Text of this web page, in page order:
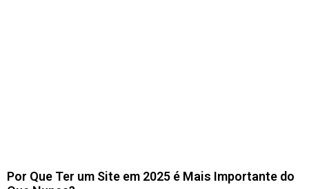
Por Que Ter um Site em 2025 é Mais Importante do